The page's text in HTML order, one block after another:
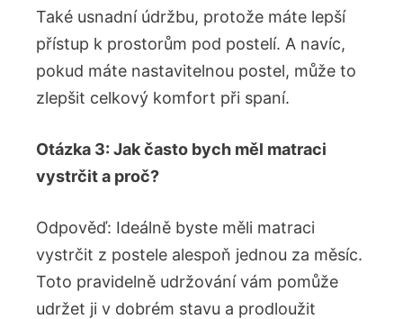
Také usnadní údržbu, protože máte lepší
přístup k prostorům pod postelí. A navíc,
pokud máte nastavitelnou postel, může to
zlepšit celkový komfort při spaní.
Otázka 3: Jak často bych měl matraci
vystrčit a proč?
Odpověď: Ideálně byste měli matraci
vystrčit z postele alespoň jednou za měsíc.
Toto pravidelně udržování vám pomůže
udržet ji v dobrém stavu a prodloužit